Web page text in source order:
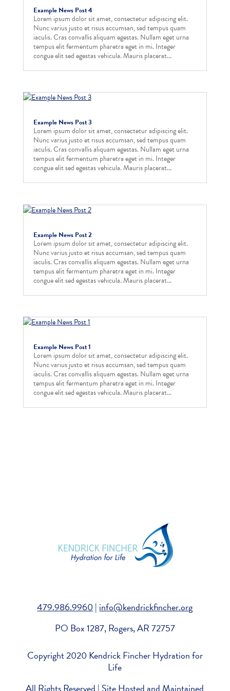
Example News Post 4
Lorem ipsum dolor sit amet, consectetur adipiscing elit.
Nunc varius justo et risus accumsan, sed tempus quam
iaculis. Cras convallis aliquam egestas. Nullam eget urna
tempus elit fermentum pharetra eget in mi. Integer
congue elit sed egestas vehicula. Mauris placerat...
Example News Post 3
Lorem ipsum dolor sit amet, consectetur adipiscing elit.
Nunc varius justo et risus accumsan, sed tempus quam
iaculis. Cras convallis aliquam egestas. Nullam eget urna
tempus elit fermentum pharetra eget in mi. Integer
congue elit sed egestas vehicula. Mauris placerat...
Example News Post 2
Lorem ipsum dolor sit amet, consectetur adipiscing elit.
Nunc varius justo et risus accumsan, sed tempus quam
iaculis. Cras convallis aliquam egestas. Nullam eget urna
tempus elit fermentum pharetra eget in mi. Integer
congue elit sed egestas vehicula. Mauris placerat...
Example News Post 1
Lorem ipsum dolor sit amet, consectetur adipiscing elit.
Nunc varius justo et risus accumsan, sed tempus quam
iaculis. Cras convallis aliquam egestas. Nullam eget urna
tempus elit fermentum pharetra eget in mi. Integer
congue elit sed egestas vehicula. Mauris placerat...
479.986.9960 | info@kendrickfincher.org
PO Box 1287, Rogers, AR 72757
Copyright 2020 Kendrick Fincher Hydration for
Life
All Rights Reserved | Site Hosted and Maintained